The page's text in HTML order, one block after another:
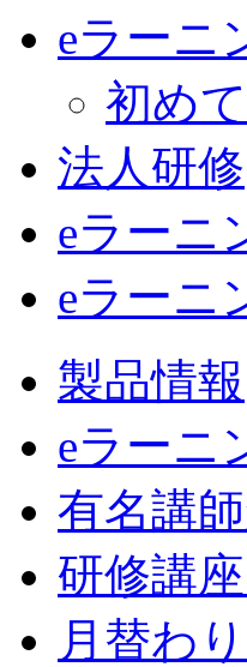
eラーニ
初め
法人研修
eラーニ
eラーニ
製品情報
eラーニ
有名講
研修講
月替わ